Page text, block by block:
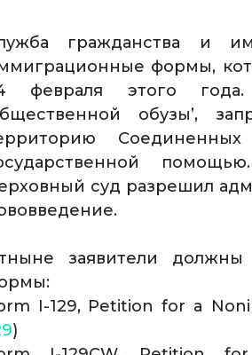
гражданства и
формы,
февраля этого
обузы’,
суд разрешил
заявители должны
I-129, Petition for a
)